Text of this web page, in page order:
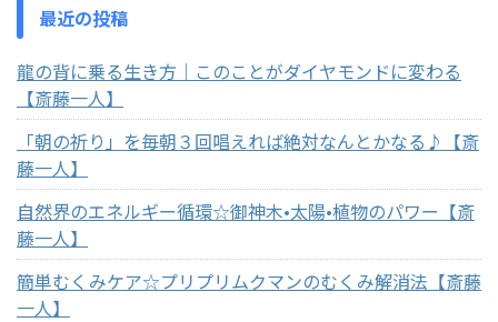
最近の投稿
龍の背に乗る生き方｜このことがダイヤモンドに変わる
【斎藤一人】
「朝の祈り」を毎朝３回唱えれば絶対なんとかなる♪【斎
藤一人】
自然界のエネルギー循環☆御神木•太陽•植物のパワー【斎
藤一人】
簡単むくみケア☆プリプリムクマンのむくみ解消法【斎藤
一人】